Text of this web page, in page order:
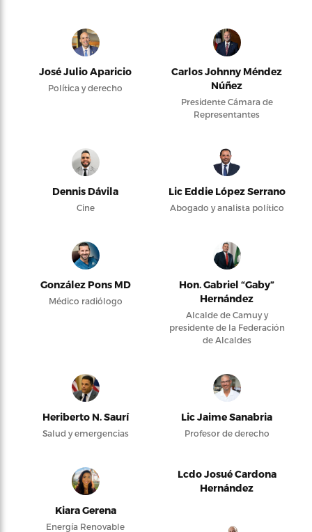
José Julio Aparicio
Política y derecho
Carlos Johnny Méndez
Núñez
Presidente Cámara de
Representantes
Dennis Dávila
Cine
Lic Eddie López Serrano
Abogado y analista político
González Pons MD
Médico radiólogo
Hon. Gabriel “Gaby”
Hernández
Alcalde de Camuy y
presidente de la Federación
de Alcaldes
Heriberto N. Saurí
Salud y emergencias
Lic Jaime Sanabria
Profesor de derecho
Kiara Gerena
Energía Renovable
Lcdo Josué Cardona
Hernández